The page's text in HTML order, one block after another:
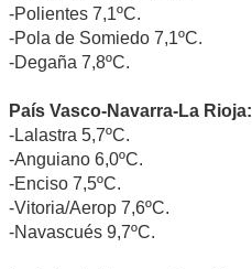
-Polientes 7,1ºC.
-Pola de Somiedo 7,1ºC.
-Degaña 7,8ºC.
País Vasco-Navarra-La Rioja:
-Lalastra 5,7ºC.
-Anguiano 6,0ºC.
-Enciso 7,5ºC.
-Vitoria/Aerop 7,6ºC.
-Navascués 9,7ºC.